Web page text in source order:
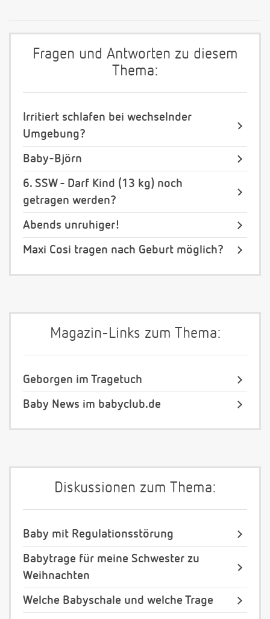
Fragen und Antworten zu diesem
Thema:
Irritiert schlafen bei wechselnder
Umgebung?
Baby-Björn
6. SSW - Darf Kind (13 kg) noch
getragen werden?
Abends unruhiger!
Maxi Cosi tragen nach Geburt möglich?
Magazin-Links zum Thema:
Geborgen im Tragetuch
Baby News im babyclub.de
Diskussionen zum Thema:
Baby mit Regulationsstörung
Babytrage für meine Schwester zu
Weihnachten
Welche Babyschale und welche Trage